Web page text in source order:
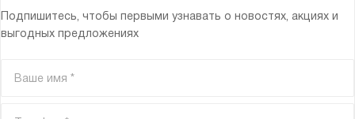
Подпишитесь, чтобы первыми узнавать о новостях, акциях и
выгодных предложениях